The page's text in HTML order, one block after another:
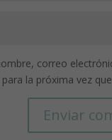
correo
la próxima vez